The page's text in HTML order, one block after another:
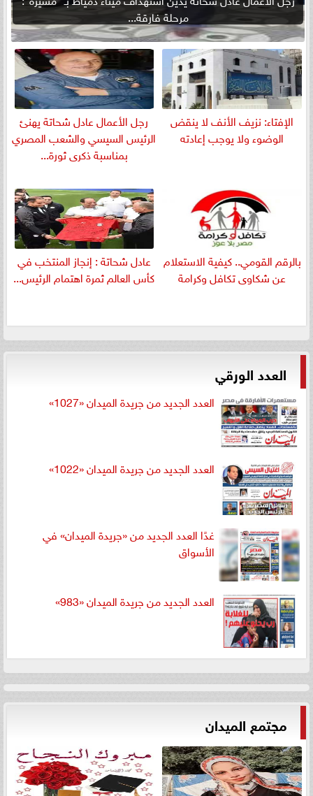
مرحلة فارقة...
الإفتاء: نزيف الأنف لا ينقض
الوضوء ولا يوجب إعادته
رجل الأعمال عادل شحاتة يهنئ
الرئيس السيسي والشعب المصري
بمناسبة ذكرى ثورة...
بالرقم القومي.. كيفية الاستعلام
عن شكاوى تكافل وكرامة
عادل شحاتة : إنجاز المنتخب في
كأس العالم ثمرة اهتمام الرئيس...
العدد الورقي
العدد الجديد من جريدة الميدان «1027»
العدد الجديد من جريدة الميدان «1022»
غدًا العدد الجديد من «جريدة الميدان» في
الأسواق
العدد الجديد من جريدة الميدان «983»
مجتمع الميدان